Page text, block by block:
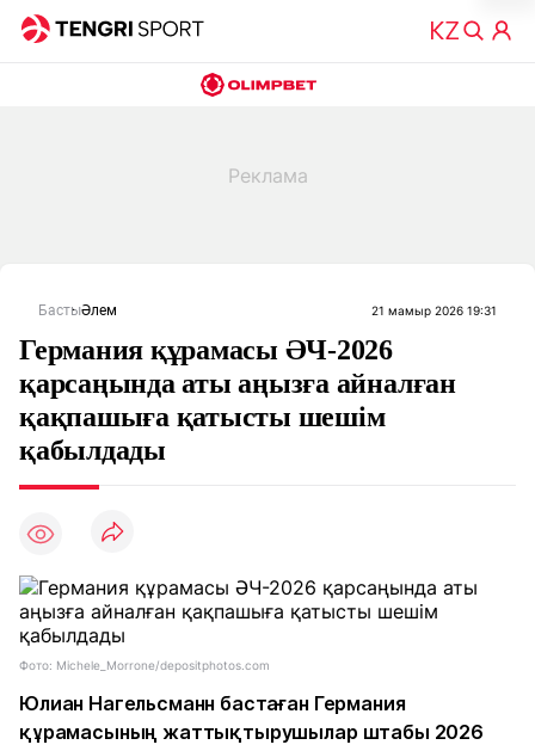
БастыӘлем 21 мамыр 2026 19:31
Германия құрамасы ӘЧ-2026
қарсаңында аты аңызға айналған
қақпашыға қатысты шешім
қабылдады
Фото: Michele_Morrone/depositphotos.com
Юлиан Нагельсманн бастаған Германия
құрамасының жаттықтырушылар штабы 2026